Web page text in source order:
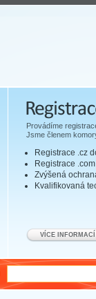
Registrace
Provádíme
Jsme členem
Registrace .cz
Registrace
Zvýšená
Kvalifikovaná
VÍCE INFORMACÍ